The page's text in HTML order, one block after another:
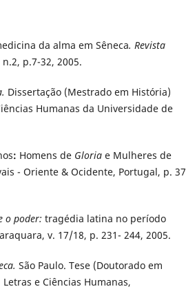
da alma em Sêneca. Revista
p.7-32, 2005.
Dissertação (Mestrado em História)
Humanas da Universidade de
: Homens de Gloria e Mulheres de
- Oriente & Ocidente, Portugal, p. 37
o poder: tragédia latina no período
v. 17/18, p. 231- 244, 2005.
São Paulo. Tese (Doutorado em
e Ciências Humanas,